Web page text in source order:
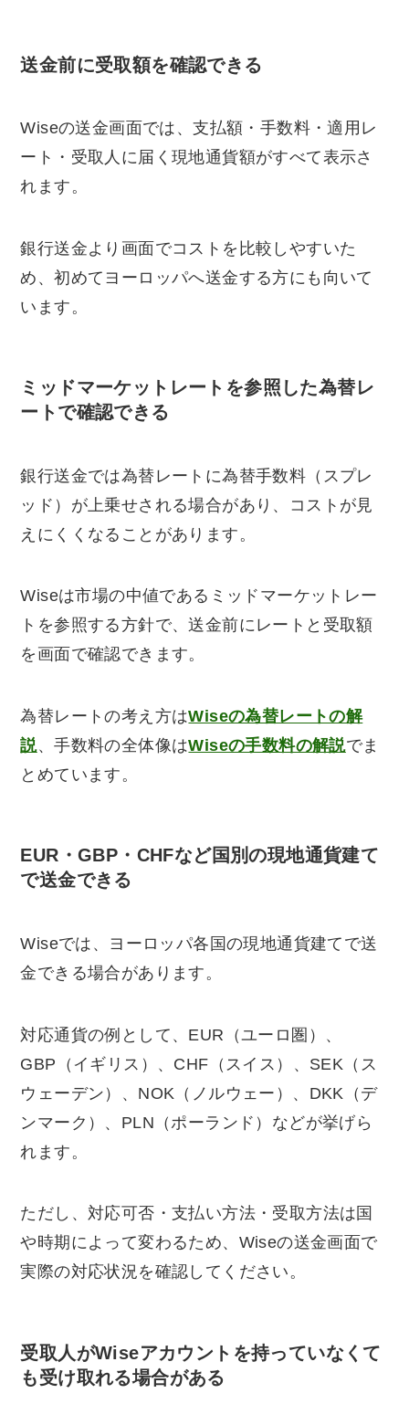
送金前に受取額を確認できる
Wiseの送金画面では、支払額・手数料・適用レ
ート・受取人に届く現地通貨額がすべて表示さ
れます。
銀行送金より画面でコストを比較しやすいた
め、初めてヨーロッパへ送金する方にも向いて
います。
ミッドマーケットレートを参照した為替レ
ートで確認できる
銀行送金では為替レートに為替手数料（スプレ
ッド）が上乗せされる場合があり、コストが見
えにくくなることがあります。
Wiseは市場の中値であるミッドマーケットレー
トを参照する方針で、送金前にレートと受取額
を画面で確認できます。
為替レートの考え方はWiseの為替レートの解
説、手数料の全体像はWiseの手数料の解説でま
とめています。
EUR・GBP・CHFなど国別の現地通貨建て
で送金できる
Wiseでは、ヨーロッパ各国の現地通貨建てで送
金できる場合があります。
対応通貨の例として、EUR（ユーロ圏）、
GBP（イギリス）、CHF（スイス）、SEK（ス
ウェーデン）、NOK（ノルウェー）、DKK（デ
ンマーク）、PLN（ポーランド）などが挙げら
れます。
ただし、対応可否・支払い方法・受取方法は国
や時期によって変わるため、Wiseの送金画面で
実際の対応状況を確認してください。
受取人がWiseアカウントを持っていなくて
も受け取れる場合がある